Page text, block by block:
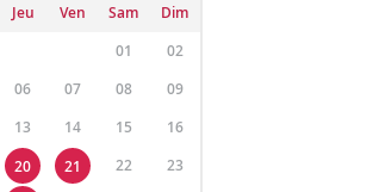
Jeu Ven Sam
Dim
01
02
06 07 08
09
13 14 15
16
20 21 22
23